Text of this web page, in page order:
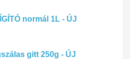
normál 1L - ÚJ
gitt 250g - ÚJ